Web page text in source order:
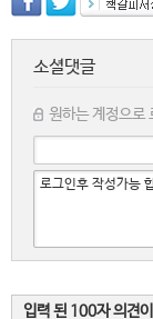
소셜댓글
원하는 계정으로
입력 된 100자 의견